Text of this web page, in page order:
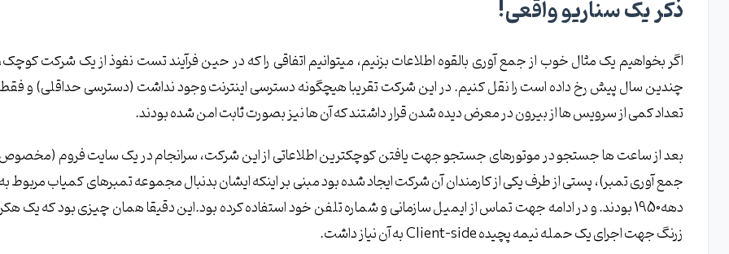
ذکر یک سناریو واقعی!
اگر بخواهیم یک مثال خوب از جمع آوری بالقوه اطلاعات بزنیم، میتوانیم اتفاقی را که در حین فرآیند تست نفوذ از یک شرکت
چندین سال پیش رخ داده است را نقل کنیم. در این شرکت تقریبا هیچگونه دسترسی اینترنت وجود نداشت (دسترسی حداقلی) و
تعداد کمی از سرویس ها از بیرون در معرض دیده شدن قرار داشتند که آن ها نیز بصورت ثابت امن شده بودند.
بعد از ساعت ها جستجو در موتورهای جستجو جهت یافتن کوچکترین اطلاعاتی از این شرکت، سرانجام در یک سایت فروم
جمع آوری تمبر)، پستی از طرف یکی از کارمندان آن شرکت ایجاد شده بود مبنی بر اینکه ایشان بدنبال مجموعه تمبرهای کمیاب مربوط
دهه1950 بودند. و در ادامه جهت تماس از ایمیل سازمانی و شماره تلفن خود استفاده کرده بود.این دقیقا همان چیزی بود که یک
زرنگ جهت اجرای یک حمله نیمه پچیده Client-side به آن نیاز داشت.